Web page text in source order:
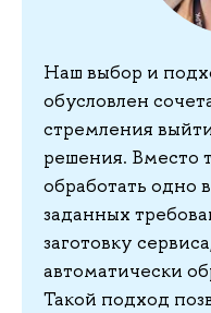
Наш выбор и
обусловлен
стремления
решения. Вместо
обработать одно
заданных
заготовку
автоматически
Такой подход